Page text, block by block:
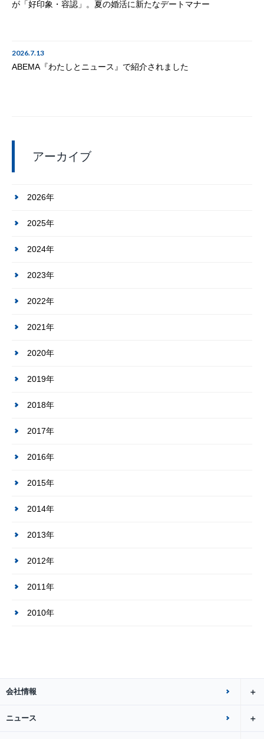
が「好印象・容認」。夏の婚活に新たなデートマナー
2026.7.13
ABEMA『わたしとニュース』で紹介されました
アーカイブ
2026年
2025年
2024年
2023年
2022年
2021年
2020年
2019年
2018年
2017年
2016年
2015年
2014年
2013年
2012年
2011年
2010年
会社情報
ニュース